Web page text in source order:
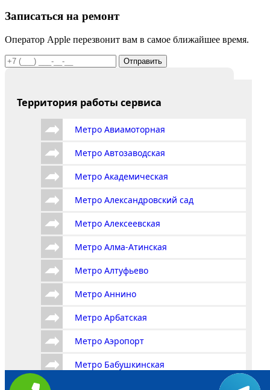
Записаться на ремонт
Оператор Apple перезвонит вам в самое ближайшее время.
Отправить
Территория работы сервиса
Метро Авиамоторная
Метро Автозаводская
Метро Академическая
Метро Александровский сад
Метро Алексеевская
Метро Алма-Атинская
Метро Алтуфьево
Метро Аннино
Метро Арбатская
Метро Аэропорт
Метро Бабушкинская